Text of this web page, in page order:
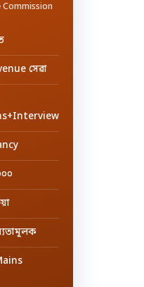
Commission
সেৱা